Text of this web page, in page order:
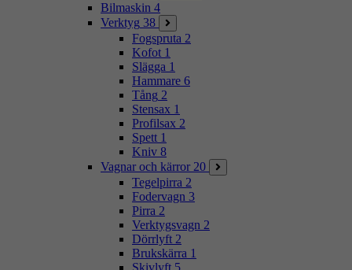
Bilmaskin 4
Verktyg 38
Fogspruta 2
Kofot 1
Slägga 1
Hammare 6
Tång 2
Stensax 1
Profilsax 2
Spett 1
Kniv 8
Vagnar och kärror 20
Tegelpirra 2
Fodervagn 3
Pirra 2
Verktygsvagn 2
Dörrlyft 2
Brukskärra 1